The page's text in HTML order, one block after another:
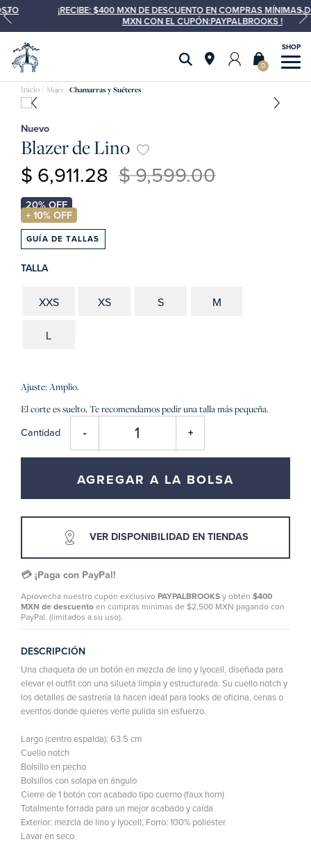
¡RECIBE: $400 MXN DE DESCUENTO EN COMPRAS MÍNIMAS DE $2,500
MXN CON EL CUPÓN:PAYPALBROOKS !
0
Mujer Chamarras y Suéteres
Nuevo
Blazer de Lino
$ 9,599.00
$ 6,911.28
GUÍA DE TALLAS
TALLA
XXS XS S M
L
Ajuste: Amplio.
El corte es suelto. Te recomendamos pedir una talla más pequeña.
Cantidad +
-
AGREGAR A LA BOLSA
VER DISPONIBILIDAD EN TIENDAS
💳 ¡Paga con PayPal!
Aprovecha nuestro cupón exclusivo PAYPALBROOKS y obtén $400
MXN de descuento en compras mínimas de $2,500 MXN pagando con
PayPal. (limitados a su uso).
DESCRIPCIÓN
Una chaqueta de un botón en mezcla de lino y lyocell, diseñada para
elevar el outfit con una silueta limpia y estructurada. Su cuello notch y
los detalles de sastrería la hacen ideal para looks de oficina, cenas o
eventos donde quieres verte pulida sin esfuerzo.
Largo (centro espalda): 63.5 cm
Cuello notch
Bolsillo en pecho
Bolsillos con solapa en ángulo
Cierre de 1 botón con acabado tipo cuerno (faux horn)
Totalmente forrada para un mejor acabado y caída
Exterior: mezcla de lino y lyocell; Forro: 100% poliéster
Lavar en seco